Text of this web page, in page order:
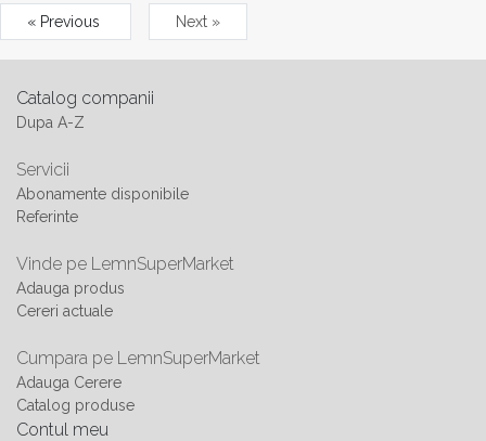
« Previous Next »
Catalog companii
Dupa A-Z
Servicii
Abonamente disponibile
Referinte
Vinde pe LemnSuperMarket
Adauga produs
Cereri actuale
Cumpara pe LemnSuperMarket
Adauga Cerere
Catalog produse
Contul meu